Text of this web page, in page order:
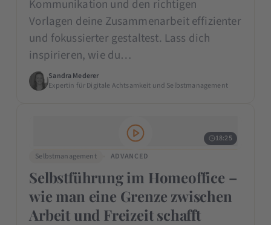
Kommunikation und den richtigen
Vorlagen deine Zusammenarbeit effizienter
und fokussierter gestaltest. Lass dich
inspirieren, wie du…
Sandra Mederer
Expertin für Digitale Achtsamkeit und Selbstmanagement
18:25
Selbstmanagement
ADVANCED
Selbstführung im Homeoffice –
wie man eine Grenze zwischen
Arbeit und Freizeit schafft